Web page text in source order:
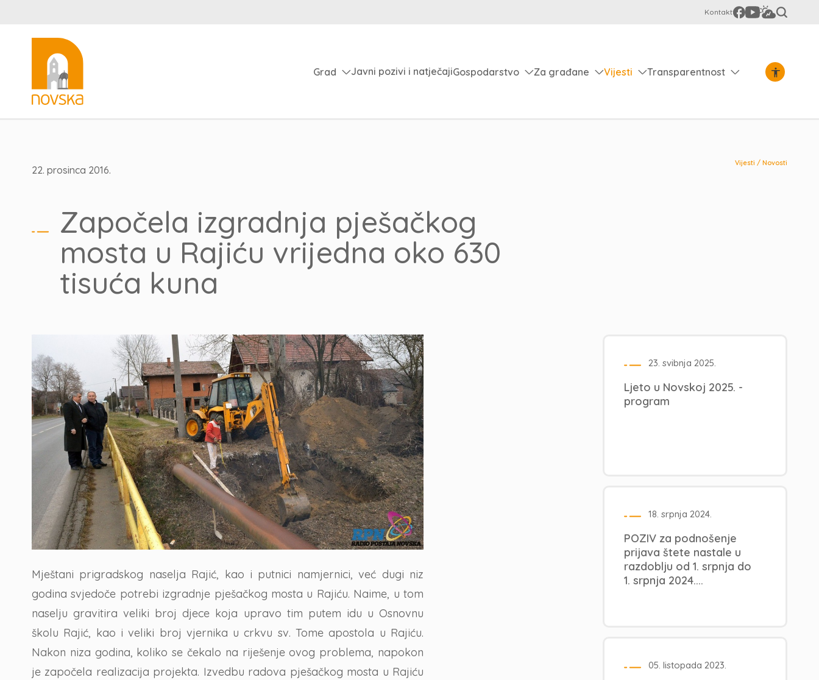
Kontakt
Grad Javni pozivi i natječajiGospodarstvo Za građane Vijesti Transparentnost
Vijesti / Novosti
22. prosinca 2016.
Započela izgradnja pješačkog
mosta u Rajiću vrijedna oko 630
tisuća kuna
Mještani prigradskog naselja Rajić, kao i putnici namjernici, već dugi niz
godina svjedoče potrebi izgradnje pješačkog mosta u Rajiću. Naime, u tom
naselju gravitira veliki broj djece koja upravo tim putem idu u Osnovnu
školu Rajić, kao i veliki broj vjernika u crkvu sv. Tome apostola u Rajiću.
Nakon niza godina, koliko se čekalo na riješenje ovog problema, napokon
je započela realizacija projekta. Izvedbu radova pješačkog mosta u Rajiću
23. svibnja 2025.
Ljeto u Novskoj 2025. -
program
18. srpnja 2024.
POZIV za podnošenje
prijava štete nastale u
razdoblju od 1. srpnja do
1. srpnja 2024....
05. listopada 2023.